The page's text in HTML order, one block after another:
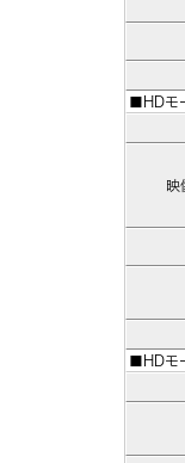
■HDモ
映
■HDモ